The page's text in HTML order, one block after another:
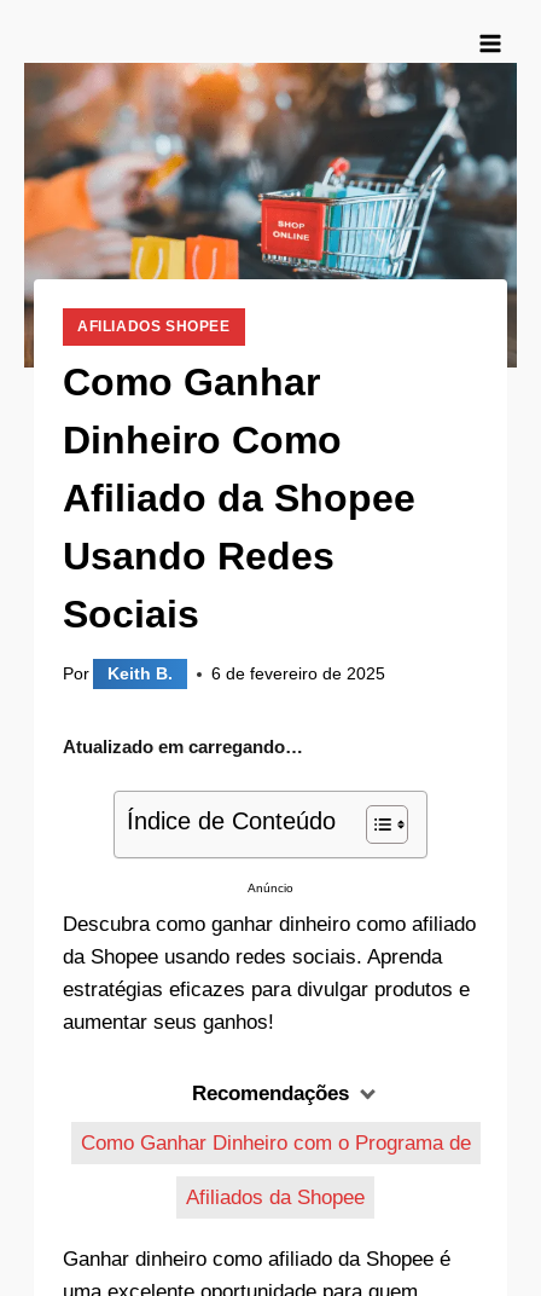
para
Conteúdo
AFILIADOS SHOPEE
Como Ganhar
Dinheiro Como
Afiliado da Shopee
Usando Redes
Sociais
Por Keith B. 6 de fevereiro de 2025
Atualizado em carregando…
Índice de Conteúdo
Anúncio
Descubra como ganhar dinheiro como afiliado
da Shopee usando redes sociais. Aprenda
estratégias eficazes para divulgar produtos e
aumentar seus ganhos!
Recomendações
Como Ganhar Dinheiro com o Programa de
Afiliados da Shopee
Ganhar dinheiro como afiliado da Shopee é